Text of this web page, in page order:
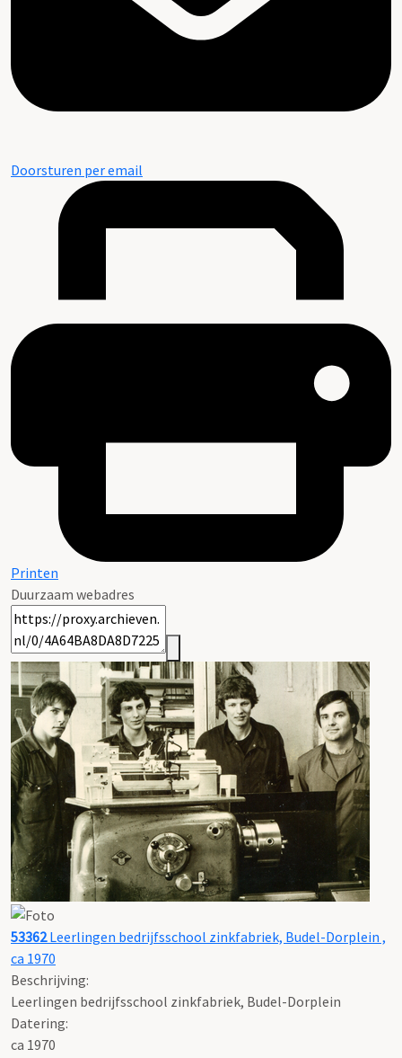
Doorsturen per email
Printen
Duurzaam webadres
53362Leerlingen bedrijfsschool zinkfabriek, Budel-Dorplein ,
ca 1970
Beschrijving:
Leerlingen bedrijfsschool zinkfabriek, Budel-Dorplein
Datering:
ca 1970